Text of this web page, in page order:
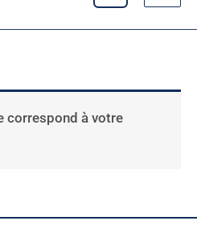
correspond à votre